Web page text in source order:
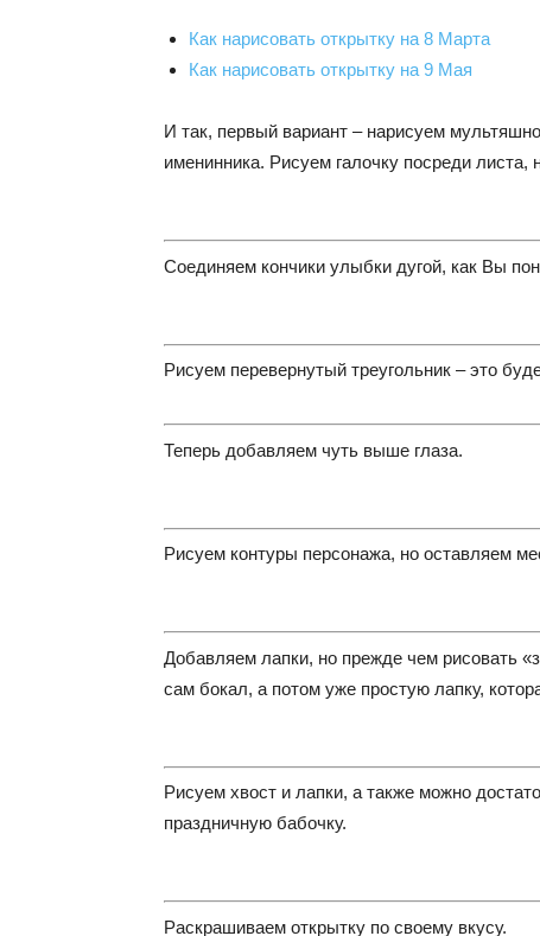
Как нарисовать открытку на 8 Марта
Как нарисовать открытку на 9 Мая
И так, первый вариант – нарисуем
именинника. Рисуем галочку посреди листа,
Соединяем кончики улыбки дугой, как Вы
Рисуем перевернутый треугольник – это
Теперь добавляем чуть выше глаза.
Рисуем контуры персонажа, но оставляем
Добавляем лапки, но прежде чем рисовать
сам бокал, а потом уже простую лапку,
Рисуем хвост и лапки, а также можно
праздничную бабочку.
Раскрашиваем открытку по своему вкусу.